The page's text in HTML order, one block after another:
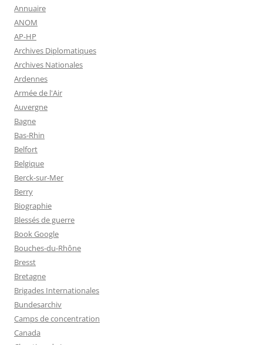
Annuaire
ANOM
AP-HP
Archives Diplomatiques
Archives Nationales
Ardennes
Armée de l'Air
Auvergne
Bagne
Bas-Rhin
Belfort
Belgique
Berck-sur-Mer
Berry
Biographie
Blessés de guerre
Book Google
Bouches-du-Rhône
Bresst
Bretagne
Brigades Internationales
Bundesarchiv
Camps de concentration
Canada